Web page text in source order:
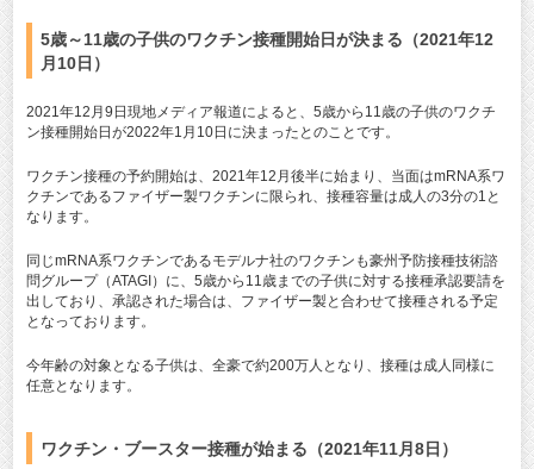
5歳～11歳の子供のワクチン接種開始日が決まる（2021年12
月10日）
2021年12月9日現地メディア報道によると、5歳から11歳の子供のワクチ
ン接種開始日が2022年1月10日に決まったとのことです。
ワクチン接種の予約開始は、2021年12月後半に始まり、当面はmRNA系ワ
クチンであるファイザー製ワクチンに限られ、接種容量は成人の3分の1と
なります。
同じmRNA系ワクチンであるモデルナ社のワクチンも豪州予防接種技術諮
問グループ（ATAGI）に、5歳から11歳までの子供に対する接種承認要請を
出しており、承認された場合は、ファイザー製と合わせて接種される予定
となっております。
今年齢の対象となる子供は、全豪で約200万人となり、接種は成人同様に
任意となります。
ワクチン・ブースター接種が始まる（2021年11月8日）